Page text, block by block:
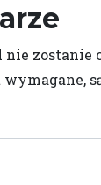
nie zostanie